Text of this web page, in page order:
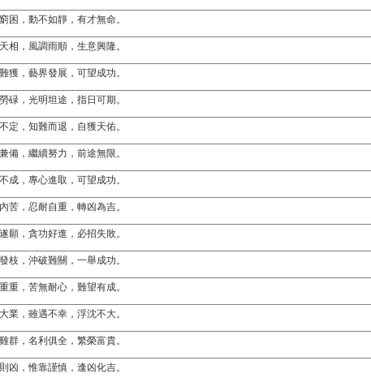
困，動不如靜，有才無命。
相，風調雨順，生意興隆。
獲，藝界發展，可望成功。
碌，光明坦途，指日可期。
定，知難而退，自獲天佑。
備，繼續努力，前途無限。
成，專心進取，可望成功。
苦，忍耐自重，轉凶為吉。
願，貪功好進，必招失敗。
枝，沖破難關，一舉成功。
重，苦無耐心，難望有成。
業，雖遇不幸，浮沈不大。
群，名利俱全，繁榮富貴。
凶，惟靠謹慎，逢凶化吉。